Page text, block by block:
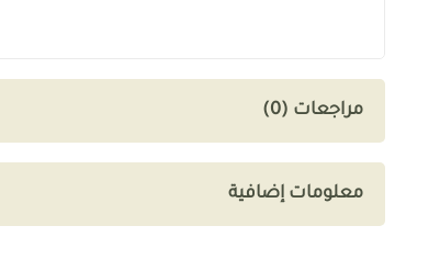
مراجعات (0)
معلومات إضافية